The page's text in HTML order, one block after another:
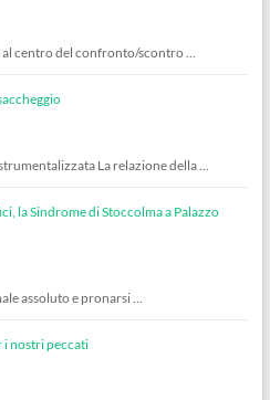
centro del confronto/scontro …
La relazione della …
la Sindrome di Stoccolma a Palazzo
assoluto e pronarsi …
i nostri peccati